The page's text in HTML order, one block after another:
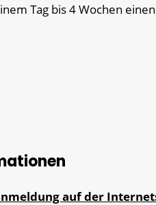
Tag bis 4 Wochen einen
auf der